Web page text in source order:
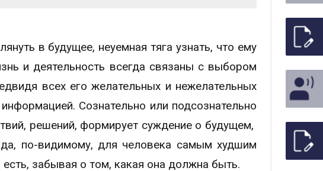
в будущее, неуемная тяга узнать, что ему
и деятельность всегда связаны с выбором
всех его желательных и нежелательных
Сознательно или подсознательно
решений, формирует суждение о будущем,
по-видимому, для человека самым худшим
забывая о том, какая она должна быть.